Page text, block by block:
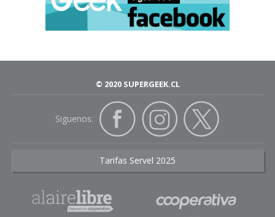
© 2020 SUPERGEEK.CL
Siguenos:
Tarifas Servel 2025